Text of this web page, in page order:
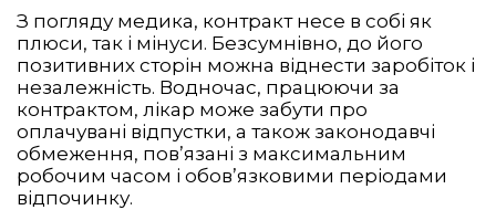
З погляду медика, контракт несе в собі як
плюси, так і мінуси. Безсумнівно, до його
позитивних сторін можна віднести заробіток і
незалежність. Водночас, працюючи за
контрактом, лікар може забути про
оплачувані відпустки, а також законодавчі
обмеження, пов’язані з максимальним
робочим часом і обов’язковими періодами
відпочинку.